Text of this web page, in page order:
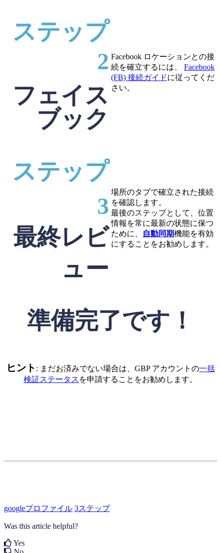
ステップ
2
フェイス
ブック
Facebook ロケーションとの接
続を確立するには、 Facebook
(FB) 接続ガイドに従ってくだ
さい。
ステップ
3
最終レビ
ュー
場所のタブで確立された接続
を確認します。
最後のステップとして、位置
情報を常に最新の状態に保つ
ために、
自動同期機能を有効
にすることをお勧めします。
準備完了です！
ヒント : まだお済みでない場合は、GBP アカウントの一括
検証ステータス を申請することをお勧めします。
googleプロファイル 3ステップ
Was this article helpful?
Yes